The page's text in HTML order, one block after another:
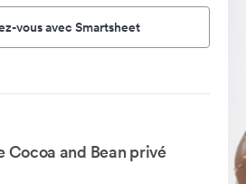
vous avec Smartsheet
Cocoa and Bean privé